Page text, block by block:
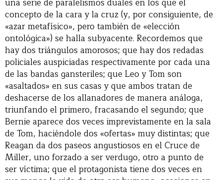
concepto de la cara y la cruz (y, por consiguiente, de
«azar metafísico», pero también de «elección
ontológica») se halla subyacente. Recordemos que
hay dos triángulos amorosos; que hay dos redadas
policiales auspiciadas respectivamente por cada una
de las bandas gansteriles; que Leo y Tom son
«asaltados» en sus casas y que ambos tratan de
deshacerse de los allanadores de manera análoga,
triunfando el primero, fracasando el segundo; que
Bernie aparece dos veces imprevistamente en la sala
de Tom, haciéndole dos «ofertas» muy distintas; que
Reagan da dos paseos angustiosos en el Cruce de
Miller, uno forzado a ser verdugo, otro a punto de
ser víctima; que el protagonista tiene dos veces en